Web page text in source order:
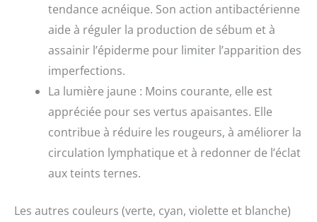
tendance acnéique. Son action antibactérienne
aide à réguler la production de sébum et à
assainir l’épiderme pour limiter l’apparition des
imperfections.
La lumière jaune : Moins courante, elle est
appréciée pour ses vertus apaisantes. Elle
contribue à réduire les rougeurs, à améliorer la
circulation lymphatique et à redonner de l’éclat
aux teints ternes.
Les autres couleurs (verte, cyan, violette et blanche)